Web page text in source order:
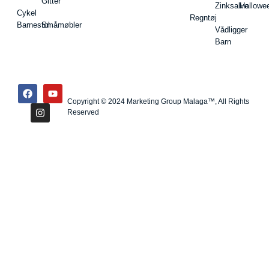
Cykel
BarnestolSmåmøbler
Regntøj
Zinksalve
Vådligger
Barn
Copyright © 2024 Marketing Group Malaga™, All Rights
Reserved